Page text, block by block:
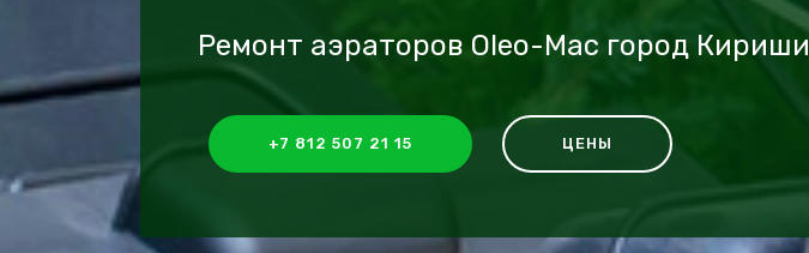
Ремонт аэраторов Oleo-Mac город Кириши
+7 812 507 21 15 ЦЕНЫ